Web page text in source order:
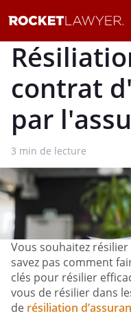
contrat
par
3 min de lecture
Vous souhaitez
savez pas comment
clés pour résilier
vous de résilier dans
de résiliation